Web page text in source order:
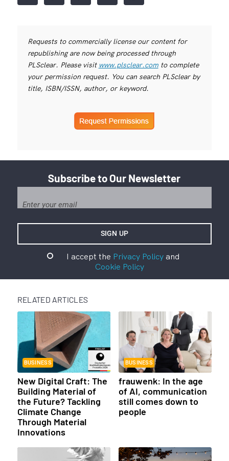
Requests to commercially license our content for
republishing are now being processed through
PLSclear. Please visit www.plsclear.comto complete
your permission request. You can search PLSclear by
title, ISBN/ISSN, author, or keyword.
Subscribe to Our Newsletter
I accept the Privacy Policyand
Cookie Policy
RELATED ARTICLES
BUSINESS
New Digital Craft: The
Building Material of
the Future? Tackling
Climate Change
Through Material
Innovations
BUSINESS
frauwenk: In the age
of AI, communication
still comes down to
people